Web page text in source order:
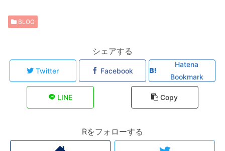
BLOG
シェアする
Twitter Facebook
Hatena
Bookmark
LINE Copy
Rをフォローする